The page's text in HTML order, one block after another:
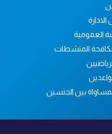
العمومية
المنشطات
بين الجنسين